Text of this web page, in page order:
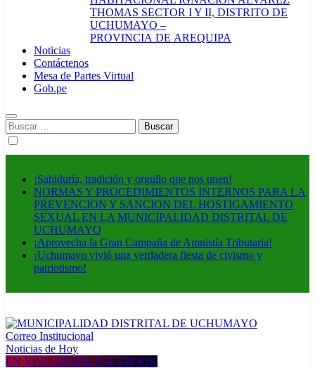
THOMAS SECTOR I Y II, DISTRITO DE
UCHUMAYO –
PROVINCIA DE AREQUIPA
Noticias
Contáctenos
Mesa de Partes Virtual
Gob.pe
Buscar:
¡Sabiduría, tradición y orgullo que nos unen!
NORMAS Y PROCEDIMIENTOS INTERNOS PARA LA
PREVENCION Y SANCION DEL HOSTIGAMIENTO
SEXUAL EN LA MUNICIPALIDAD DISTRITAL DE
UCHUMAYO
¡Aprovecha la Gran Campaña de Amnistía Tributaria!
¡Uchumayo vivió una verdadera fiesta de civismo y
patriotismo!
MUNICIPALIDAD DISTRITAL DE UCHUMAYO
Construyendo una nueva Historia
Correo Institucional
Noticias de Hoy
EN VIVO DESDE FACEBOOK